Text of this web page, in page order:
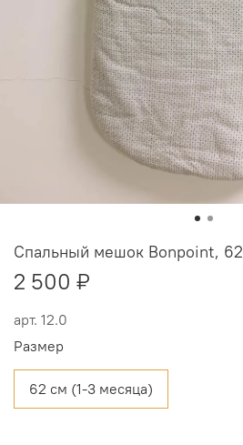
арт. 12.0
Спальный мешок Bonpoint, 62
2 500 ₽
Размер
62 см (1-3 месяца)